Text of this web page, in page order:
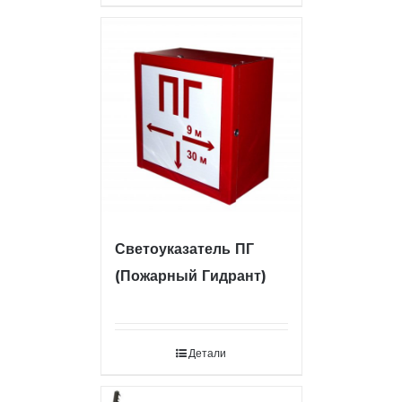
Светоуказатель ПГ
(Пожарный Гидрант)
Детали